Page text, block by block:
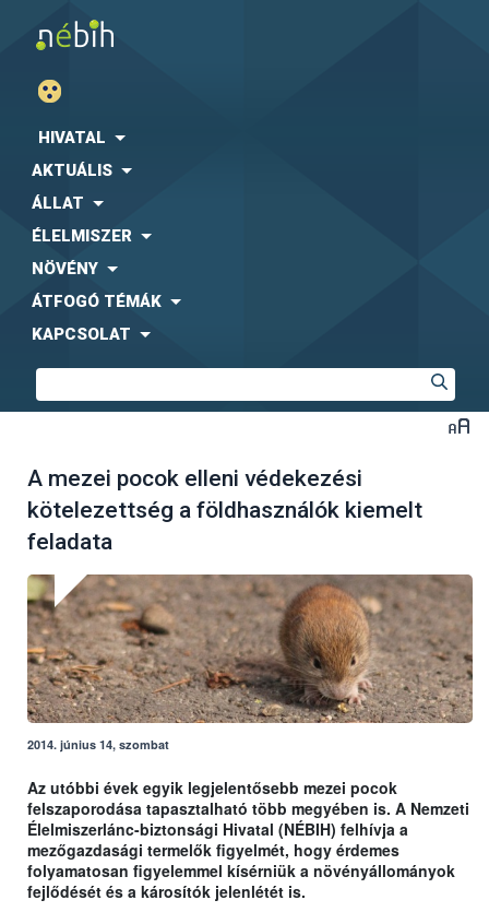
HIVATAL
AKTUÁLIS
ÁLLAT
ÉLELMISZER
NÖVÉNY
ÁTFOGÓ TÉMÁK
KAPCSOLAT
A mezei pocok elleni védekezési
kötelezettség a földhasználók kiemelt
feladata
2014. június 14, szombat
Az utóbbi évek egyik legjelentősebb mezei pocok
felszaporodása tapasztalható több megyében is. A Nemzeti
Élelmiszerlánc-biztonsági Hivatal (NÉBIH) felhívja a
mezőgazdasági termelők figyelmét, hogy érdemes
folyamatosan figyelemmel kísérniük a növényállományok
fejlődését és a károsítók jelenlétét is.